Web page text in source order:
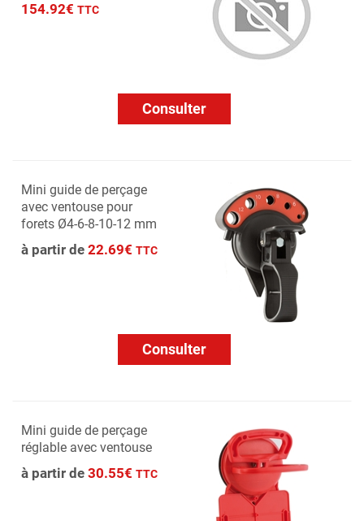
154.92€ TTC
Consulter
Mini guide de perçage
avec ventouse pour
forets Ø4-6-8-10-12 mm
à partir de 22.69€ TTC
Consulter
Mini guide de perçage
réglable avec ventouse
à partir de 30.55€ TTC